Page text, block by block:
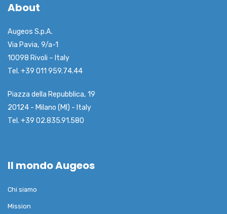
About
Augeos S.p.A.
Via Pavia, 9/a-1
10098 Rivoli – Italy
Tel. +39 011 959.74.44
Piazza della Repubblica, 19
20124 - Milano (MI) - Italy
Tel. +39 02.835.91.580
Il mondo Augeos
Chi siamo
Mission